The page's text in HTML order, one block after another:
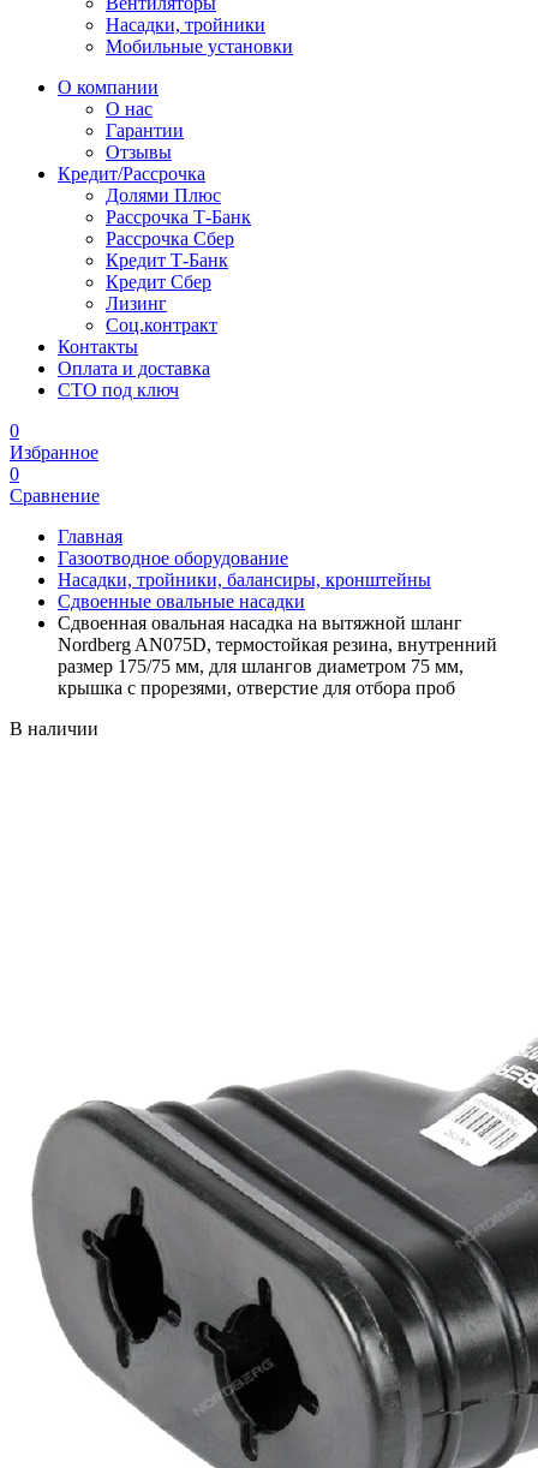
Насадки, тройники
Мобильные установки
О компании
О нас
Гарантии
Отзывы
Кредит/Рассрочка
Долями Плюс
Рассрочка Т-Банк
Рассрочка Сбер
Кредит Т-Банк
Кредит Сбер
Лизинг
Соц.контракт
Контакты
Оплата и доставка
СТО под ключ
0
Избранное
0
Сравнение
Главная
Газоотводное оборудование
Насадки, тройники, балансиры, кронштейны
Сдвоенные овальные насадки
Сдвоенная овальная насадка на вытяжной шланг
Nordberg AN075D, термостойкая резина, внутренний
размер 175/75 мм, для шлангов диаметром 75 мм,
крышка с прорезями, отверстие для отбора проб
В наличии